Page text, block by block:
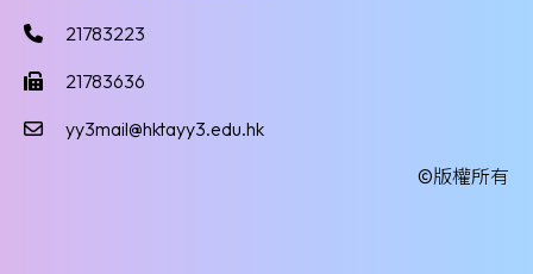
21783223
21783636
yy3mail@hktayy3.edu.hk
©版權所有